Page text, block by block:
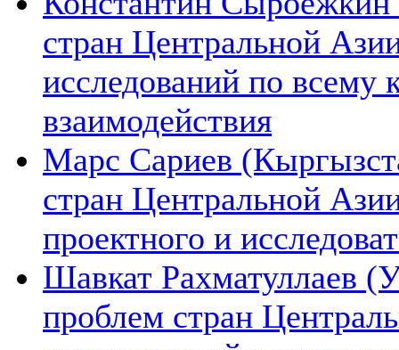
стран Центральной
исследований по всему
взаимодействия
Марс Сариев
стран Центральной
проектного и
Шавкат Рахматуллаев
проблем стран